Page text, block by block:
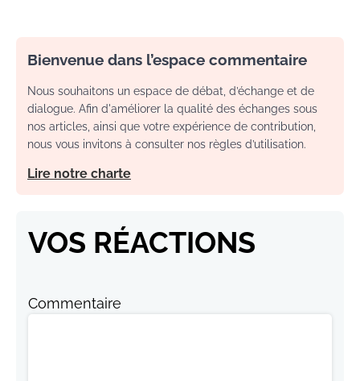
Bienvenue dans l’espace commentaire
Nous souhaitons un espace de débat, d’échange et de
dialogue. Afin d'améliorer la qualité des échanges sous
nos articles, ainsi que votre expérience de contribution,
nous vous invitons à consulter nos règles d’utilisation.
Lire notre charte
VOS RÉACTIONS
Commentaire